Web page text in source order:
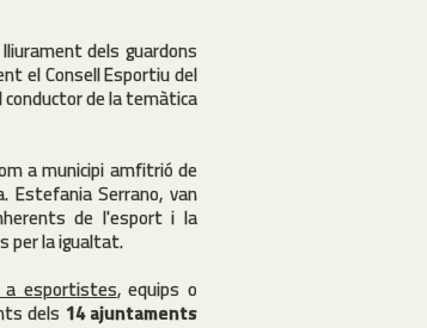
dels guardons
el Consell Esportiu del
conductor de la temàtica
a municipi amfitrió de
Estefania Serrano, van
de l'esport i la
per la igualtat.
a esportistes, equips o
dels 14 ajuntaments